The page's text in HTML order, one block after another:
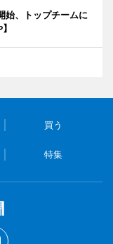
始、トップチームに
買う
特集